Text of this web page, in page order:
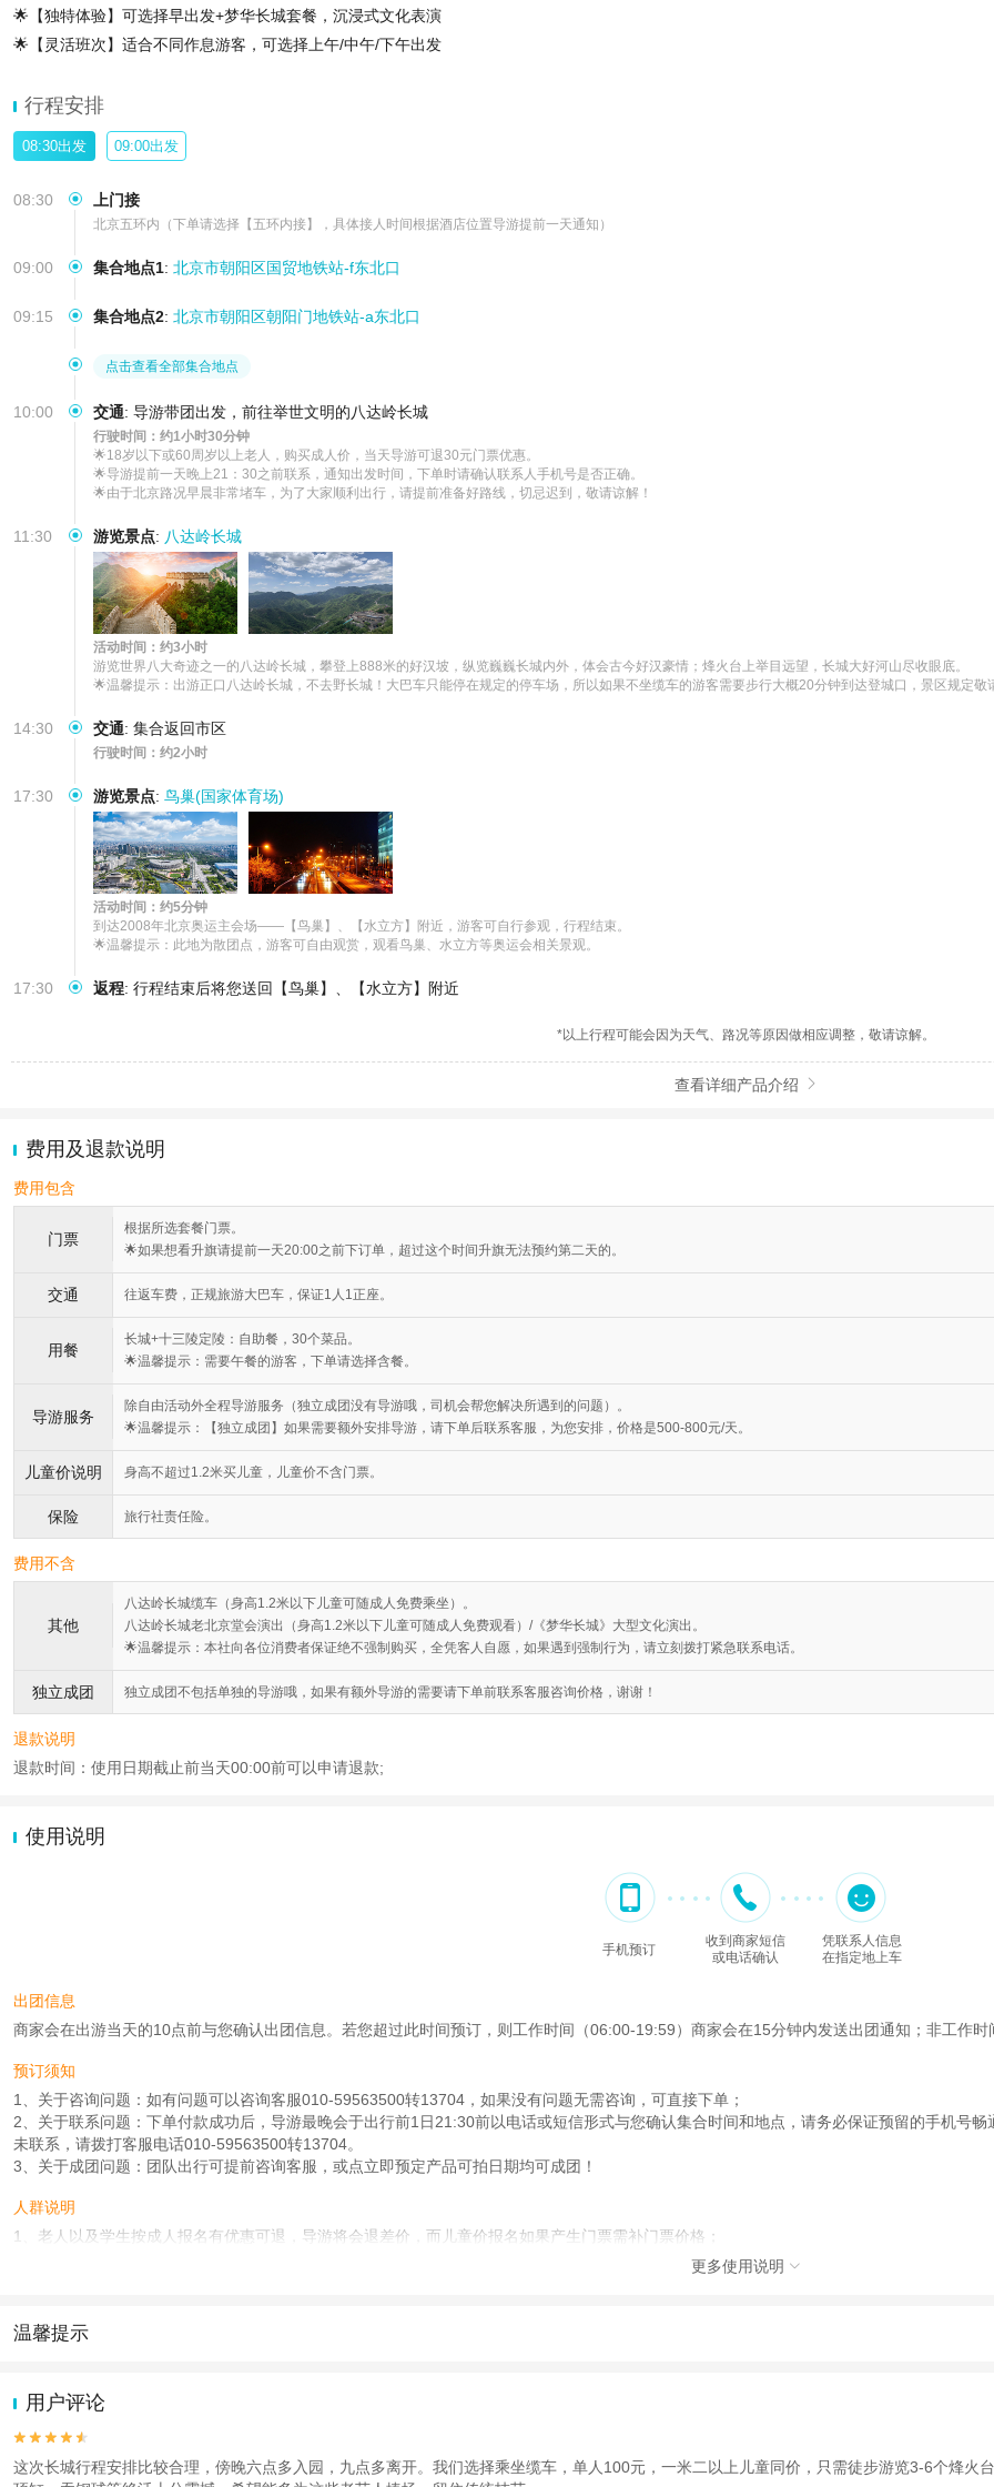
🌟【独特体验】可选择早出发+梦华长城套餐，沉浸式文化表演
🌟【灵活班次】适合不同作息游客，可选择上午/中午/下午出发
行程安排
08:30出发 09:00出发
08:30 上门接
北京五环内（下单请选择【五环内接】，具体接人时间根据酒店位置导游提前一天通知）
09:00 集合地点1: 北京市朝阳区国贸地铁站-f东北口
09:15 集合地点2: 北京市朝阳区朝阳门地铁站-a东北口
点击查看全部集合地点
10:00 交通: 导游带团出发，前往举世文明的八达岭长城
行驶时间：约1小时30分钟
🌟18岁以下或60周岁以上老人，购买成人价，当天导游可退30元门票优惠。
🌟导游提前一天晚上21：30之前联系，通知出发时间，下单时请确认联系人手机号是否正确。
🌟由于北京路况早晨非常堵车，为了大家顺利出行，请提前准备好路线，切忌迟到，敬请谅解！
11:30 游览景点: 八达岭长城
活动时间：约3小时
游览世界八大奇迹之一的八达岭长城，攀登上888米的好汉坡，纵览巍巍长城内外，体会古今好汉豪情；烽火台上举目远望，长城大好河山尽收眼底。
🌟温馨提示：出游正口八达岭长城，不去野长城！大巴车只能停在规定的停车场，所以如果不坐缆车的游客需要步行大概20分钟到达登城口，景区规定敬
14:30 交通: 集合返回市区
行驶时间：约2小时
17:30 游览景点: 鸟巢(国家体育场)
活动时间：约5分钟
到达2008年北京奥运主会场——【鸟巢】、【水立方】附近，游客可自行参观，行程结束。
🌟温馨提示：此地为散团点，游客可自由观赏，观看鸟巢、水立方等奥运会相关景观。
17:30 返程: 行程结束后将您送回【鸟巢】、【水立方】附近
*以上行程可能会因为天气、路况等原因做相应调整，敬请谅解。
查看详细产品介绍 
费用及退款说明
费用包含
门票
根据所选套餐门票。
🌟如果想看升旗请提前一天20:00之前下订单，超过这个时间升旗无法预约第二天的。
交通 往返车费，正规旅游大巴车，保证1人1正座。
用餐
长城+十三陵定陵：自助餐，30个菜品。
🌟温馨提示：需要午餐的游客，下单请选择含餐。
导游服务
除自由活动外全程导游服务（独立成团没有导游哦，司机会帮您解决所遇到的问题）。
🌟温馨提示：【独立成团】如果需要额外安排导游，请下单后联系客服，为您安排，价格是500-800元/天。
儿童价说明 身高不超过1.2米买儿童，儿童价不含门票。
保险 旅行社责任险。
费用不含
其他
八达岭长城缆车（身高1.2米以下儿童可随成人免费乘坐）。
八达岭长城老北京堂会演出（身高1.2米以下儿童可随成人免费观看）/《梦华长城》大型文化演出。
🌟温馨提示：本社向各位消费者保证绝不强制购买，全凭客人自愿，如果遇到强制行为，请立刻拨打紧急联系电话。
独立成团 独立成团不包括单独的导游哦，如果有额外导游的需要请下单前联系客服咨询价格，谢谢！
退款说明
退款时间：使用日期截止前当天00:00前可以申请退款;
使用说明
手机预订
收到商家短信
或电话确认
凭联系人信息
在指定地上车
出团信息
商家会在出游当天的10点前与您确认出团信息。若您超过此时间预订，则工作时间（06:00-19:59）商家会在15分钟内发送出团通知；非工作
预订须知
1、关于咨询问题：如有问题可以咨询客服010-59563500转13704，如果没有问题无需咨询，可直接下单；
2、关于联系问题：下单付款成功后，导游最晚会于出行前1日21:30前以电话或短信形式与您确认集合时间和地点，请务必保证预留的手机号
未联系，请拨打客服电话010-59563500转13704。
3、关于成团问题：团队出行可提前咨询客服，或点立即预定产品可拍日期均可成团！
人群说明
1、老人以及学生按成人报名有优惠可退，导游将会退差价，而儿童价报名如果产生门票需补门票价格；
注意事项
如果想看升旗请提前一天20:00之前下订单，超过这个时间升旗无法预约第二天的。
查看 《工商执照信息》
更多使用说明 
温馨提示
2.为普及旅游安全知识及旅游文明公约，使您的旅程顺利圆满完成，特制定
用户评论


这次长城行程安排比较合理，傍晚六点多入园，九点多离开。我们选择乘坐缆车，单人100元，一米二以上儿童同价，只需徒步游览3‑6个烽